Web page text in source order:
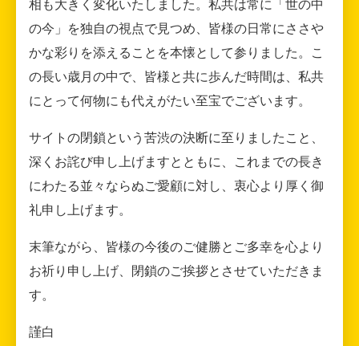
相も大きく変化いたしました。私共は常に「世の中
の今」を独自の視点で見つめ、皆様の日常にささや
かな彩りを添えることを本懐として参りました。こ
の長い歳月の中で、皆様と共に歩んだ時間は、私共
にとって何物にも代えがたい至宝でございます。
サイトの閉鎖という苦渋の決断に至りましたこと、
深くお詫び申し上げますとともに、これまでの長き
にわたる並々ならぬご愛顧に対し、衷心より厚く御
礼申し上げます。
末筆ながら、皆様の今後のご健勝とご多幸を心より
お祈り申し上げ、閉鎖のご挨拶とさせていただきま
す。
謹白